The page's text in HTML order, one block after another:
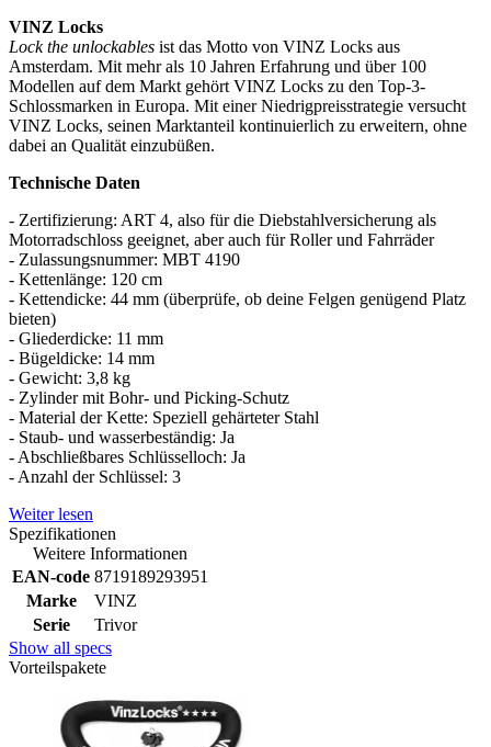
VINZ Locks
Lock the unlockables ist das Motto von VINZ Locks aus
Amsterdam. Mit mehr als 10 Jahren Erfahrung und über 100
Modellen auf dem Markt gehört VINZ Locks zu den Top-3-
Schlossmarken in Europa. Mit einer Niedrigpreisstrategie versucht
VINZ Locks, seinen Marktanteil kontinuierlich zu erweitern, ohne
dabei an Qualität einzubüßen.
Technische Daten
- Zertifizierung: ART 4, also für die Diebstahlversicherung als
Motorradschloss geeignet, aber auch für Roller und Fahrräder
- Zulassungsnummer: MBT 4190
- Kettenlänge: 120 cm
- Kettendicke: 44 mm (überprüfe, ob deine Felgen genügend Platz
bieten)
- Gliederdicke: 11 mm
- Bügeldicke: 14 mm
- Gewicht: 3,8 kg
- Zylinder mit Bohr- und Picking-Schutz
- Material der Kette: Speziell gehärteter Stahl
- Staub- und wasserbeständig: Ja
- Abschließbares Schlüsselloch: Ja
- Anzahl der Schlüssel: 3
Weiter lesen
Spezifikationen
Weitere Informationen
EAN-code 8719189293951
Marke
VINZ
Serie
Trivor
Show all specs
Vorteilspakete